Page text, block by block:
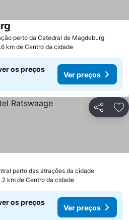
perto da Catedral de Magdeburg
km de Centro da cidade
os preços
Ver preços
Partilhar
perto das atrações da cidade
km de Centro da cidade
os preços
Ver preços